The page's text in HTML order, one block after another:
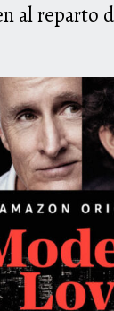
al reparto